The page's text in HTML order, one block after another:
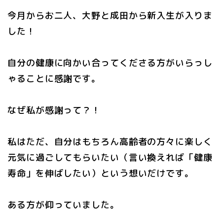
今月からお二人、大野と成田から新入生が入りま
した！
自分の健康に向かい合ってくださる方がいらっし
ゃることに感謝です。
なぜ私が感謝って？！
私はただ、自分はもちろん高齢者の方々に楽しく
元気に過ごしてもらいたい（言い換えれば「健康
寿命」を伸ばしたい）という想いだけです。
ある方が仰っていました。